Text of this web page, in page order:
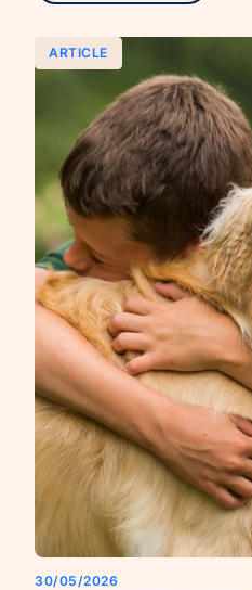
ARTICLE
30/05/2026